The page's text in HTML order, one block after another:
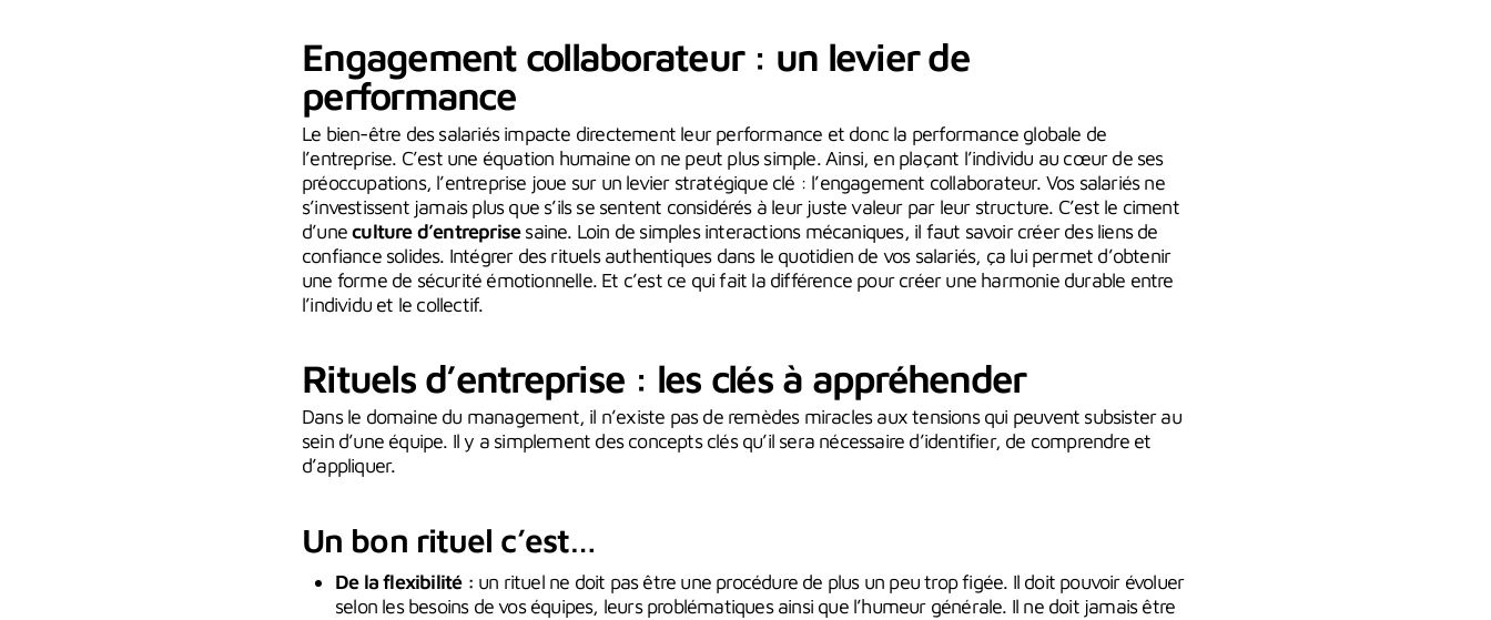
Engagement collaborateur : un levier de
performance
Le bien-être des salariés impacte directement leur performance et donc la performance globale de
l’entreprise. C’est une équation humaine on ne peut plus simple. Ainsi, en plaçant l’individu au cœur de ses
préoccupations, l’entreprise joue sur un levier stratégique clé : l’engagement collaborateur. Vos salariés ne
s’investissent jamais plus que s’ils se sentent considérés à leur juste valeur par leur structure. C’est le ciment
d’uneculture d’entreprisesaine. Loin de simples interactions mécaniques, il faut savoir créer des liens de
confiance solides. Intégrer des rituels authentiques dans le quotidien de vos salariés, ça lui permet d’obtenir
une forme de sécurité émotionnelle. Et c’est ce qui fait la différence pour créer une harmonie durable entre
l’individu et le collectif.
Rituels d’entreprise : les clés à appréhender
Dans le domaine du management, il n’existe pas de remèdes miracles aux tensions qui peuvent subsister au
sein d’une équipe. Il y a simplement des concepts clés qu’il sera nécessaire d’identifier, de comprendre et
d’appliquer.
Un bon rituel c’est…
De la flexibilité : un rituel ne doit pas être une procédure de plus un peu trop figée. Il doit pouvoir évoluer
selon les besoins de vos équipes, leurs problématiques ainsi que l’humeur générale. Il ne doit jamais être